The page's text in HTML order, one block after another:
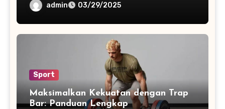
admin 03/29/2025
Sport
Maksimalkan Kekuatan dengan Trap
Bar: Panduan Lengkap